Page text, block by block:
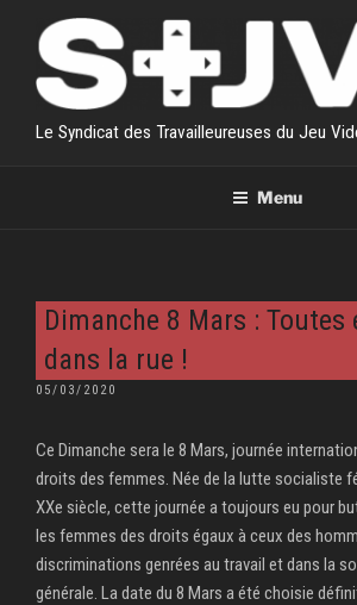
contenu
principal
Le Syndicat des Travailleureuses du Jeu
Menu
Dimanche 8 Mars : Toutes
dans la rue !
PUBLIÉ
05/03/2020
Ce Dimanche sera le 8 Mars, journée
droits des femmes. Née de la lutte socialiste
XXe siècle, cette journée a toujours eu pour
les femmes des droits égaux à ceux des
discriminations genrées au travail et dans la
générale. La date du 8 Mars a été choisie